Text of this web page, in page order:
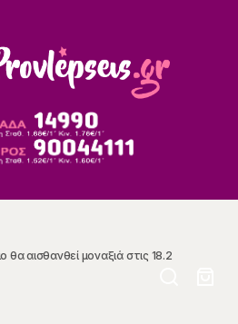
θα αισθανθεί μοναξιά στις 18.2